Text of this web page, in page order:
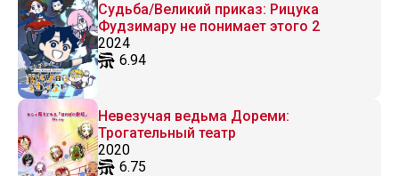
Судьба/Великий приказ: Рицука
Фудзимару не понимает этого 2
2024
6.94
Невезучая ведьма Дореми:
Трогательный театр
2020
6.75